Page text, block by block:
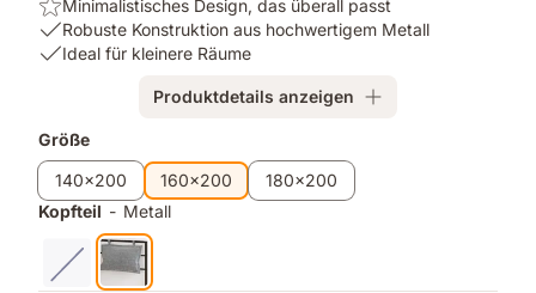
Highlight:
Minimalistisches
Design,
Minimalistisches Design, das überall passt
USP
1:
hochwertigem
Metall
Robuste Konstruktion aus hochwertigem Metall
USP
kleinere
Räume
Ideal für kleinere Räume
Produktdetails anzeigen
Zusatzprodukte
Größe
140x200
160x200
180x200
Kopfteil - Metall